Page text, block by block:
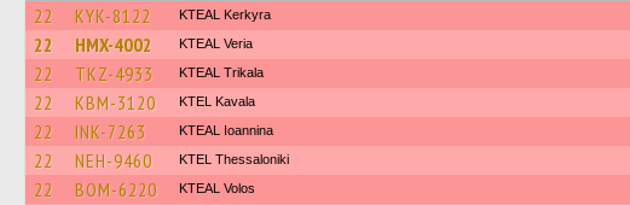
22 KYK-8122 KTEAL Kerkyra
22 HMX-4002 KTEAL Veria
22 TKZ-4933 KTEAL Trikala
22 KBM-3120 KTEL Kavala
22 INK-7263 KTEAL Ioannina
22 NEH-9460 KTEL Thessaloniki
22 BOM-6220 KTEAL Volos